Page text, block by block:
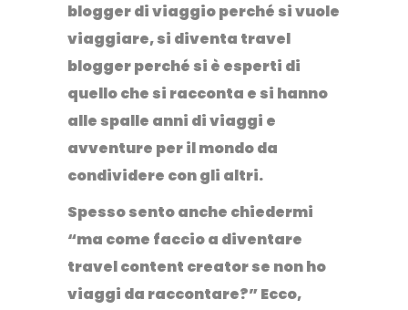
blogger di viaggio perché si vuole
viaggiare,si diventa travel
blogger perché si è esperti di
quello che si racconta e si hanno
alle spalle anni di viaggi e
avventure per il mondo da
condividere con gli altri.
Spesso sento anche chiedermi
“ma come faccio a diventare
travel content creatorse non ho
viaggi da raccontare?” Ecco,